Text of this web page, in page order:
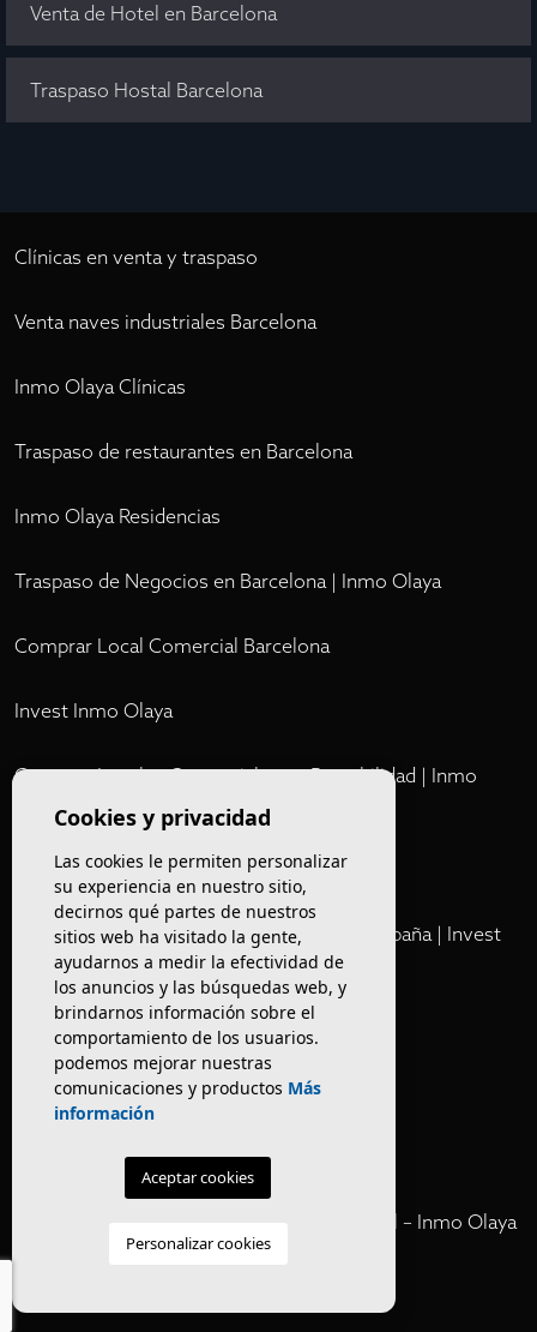
Venta de Hotel en Barcelona
Traspaso Hostal Barcelona
Clínicas en venta y traspaso
Venta naves industriales Barcelona
Inmo Olaya Clínicas
Traspaso de restaurantes en Barcelona
Inmo Olaya Residencias
Traspaso de Negocios en Barcelona | Inmo Olaya
Comprar Local Comercial Barcelona
Invest Inmo Olaya
Comprar Locales Comerciales en Rentabilidad | Inmo
Olaya
Cartera Privada de Activos Hoteleros en España | Invest
Inmo Olaya
Venta de edificios
Comprar restaurante en Barcelona
Negocios en rentabilidad en Barcelona
Vender Hotel en España | Venta Confidencial – Inmo Olaya
Cookies y privacidad
Las cookies le permiten personalizar
su experiencia en nuestro sitio,
decirnos qué partes de nuestros
sitios web ha visitado la gente,
ayudarnos a medir la efectividad de
los anuncios y las búsquedas web, y
brindarnos información sobre el
comportamiento de los usuarios.
podemos mejorar nuestras
comunicaciones y productos Más
información
Aceptar cookies
Personalizar cookies